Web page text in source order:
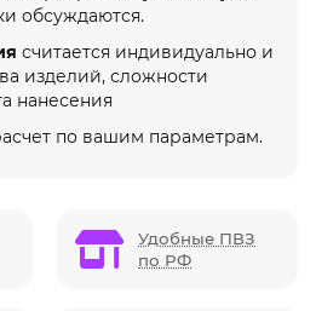
обсуждаются.
считается индивидуально и
изделий, сложности
нанесения
по вашим параметрам.
Удобные ПВЗ
по РФ